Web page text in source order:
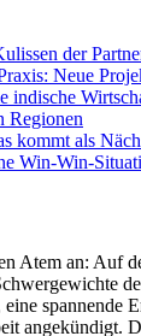
der
Neue
indische
Regionen
kommt als
Win-Win-
Atem an: Auf
spannende
angekündigt.